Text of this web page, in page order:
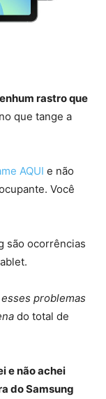
rastro que
que tange a
AQUI e não
Você
são ocorrências
esses problemas
do total de
e não achei
do Samsung